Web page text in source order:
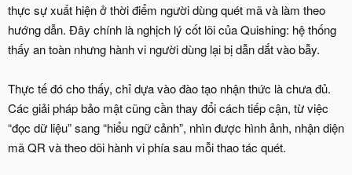
thực sự xuất hiện ở thời điểm người dùng quét mã và làm theo
hướng dẫn. Đây chính là nghịch lý cốt lõi của Quishing: hệ thống
thấy an toàn nhưng hành vi người dùng lại bị dẫn dắt vào bẫy.
Thực tế đó cho thấy, chỉ dựa vào đào tạo nhận thức là chưa đủ.
Các giải pháp bảo mật cũng cần thay đổi cách tiếp cận, từ việc
“đọc dữ liệu” sang “hiểu ngữ cảnh”, nhìn được hình ảnh, nhận diện
mã QR và theo dõi hành vi phía sau mỗi thao tác quét.